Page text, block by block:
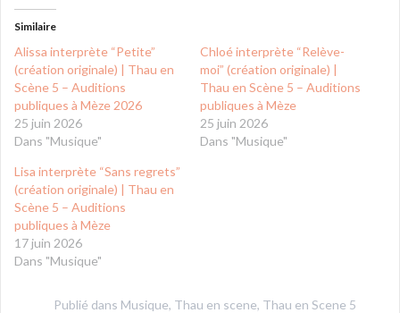
Similaire
Alissa interprète “Petite”
(création originale) | Thau en
Scène 5 – Auditions
publiques à Mèze 2026
25 juin 2026
Dans "Musique"
Chloé interprète “Relève-
moi” (création originale) |
Thau en Scène 5 – Auditions
publiques à Mèze
25 juin 2026
Dans "Musique"
Lisa interprète “Sans regrets”
(création originale) | Thau en
Scène 5 – Auditions
publiques à Mèze
17 juin 2026
Dans "Musique"
Publié dans Musique, Thau en scene, Thau en Scene 5